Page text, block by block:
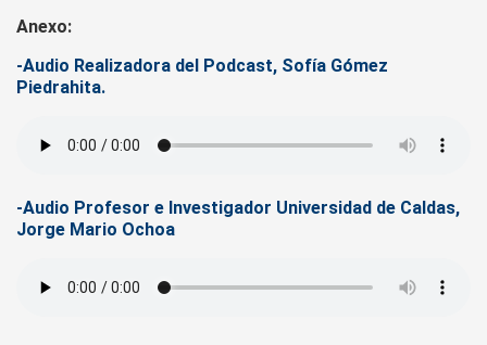
Anexo:
-Audio Realizadora del Podcast, Sofía Gómez
Piedrahita.
-Audio Profesor e Investigador Universidad de Caldas,
Jorge Mario Ochoa